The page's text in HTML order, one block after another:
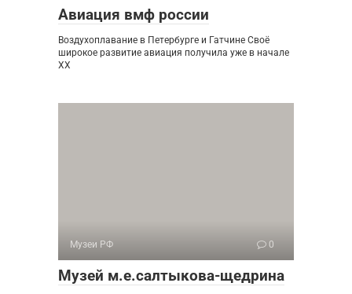
Авиация вмф россии
Воздухоплавание в Петербурге и Гатчине Своё
широкое развитие авиация получила уже в начале
XX
Музеи РФ 0
Музей м.е.салтыкова-щедрина